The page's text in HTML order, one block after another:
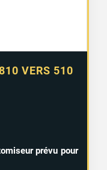
VERS 510
prévu pour